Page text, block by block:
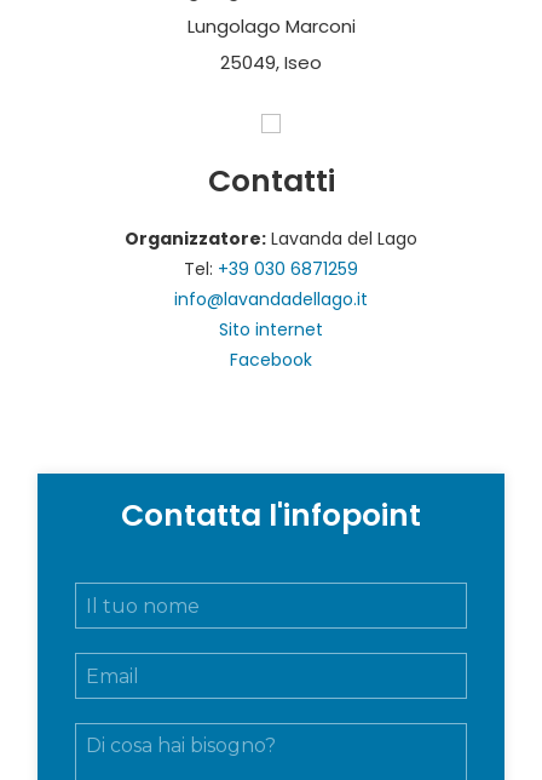
Lungolago Marconi
25049, Iseo
Contatti
Organizzatore: Lavanda del Lago
Tel: +39 030 6871259
info@lavandadellago.it
Sito internet
Facebook
Contatta l'infopoint
N
E
m
M